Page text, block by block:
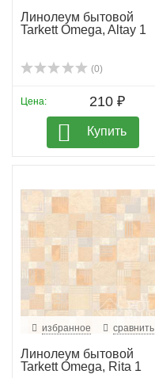
Линолеум бытовой
Tarkett Omega, Altay 1
(0)
Цена: 210 ₽
Купить
избранное сравнить
Линолеум бытовой
Tarkett Omega, Rita 1